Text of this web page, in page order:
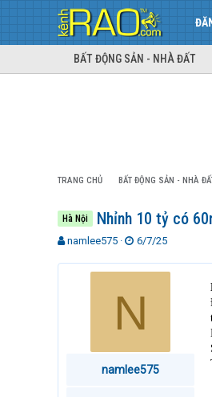
BẤT ĐỘNG SẢN - NHÀ ĐẤT
TRANG CHỦ BẤT ĐỘNG SẢN - NHÀ
Hà Nội Nhỉnh 10 tỷ có
T
namlee575
N
à
g
i
6/7/25
N
namlee575